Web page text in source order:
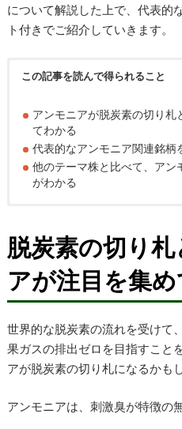
について解説した上で、代表的
ト付きでご紹介していきます。
この記事を読んで得られること
アンモニアが脱炭素の切り
てわかる
代表的なアンモニア関連銘柄
他のテーマ株と比べて、アン
がわかる
脱炭素の切り
アが注目を集
世界的な脱炭素の流れを受けて
果ガスの排出ゼロを目指すこと
アが脱炭素の切り札になるかも
アンモニアは、刺激臭が特徴の